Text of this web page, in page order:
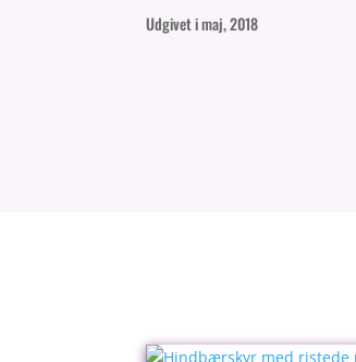
Udgivet i maj, 2018